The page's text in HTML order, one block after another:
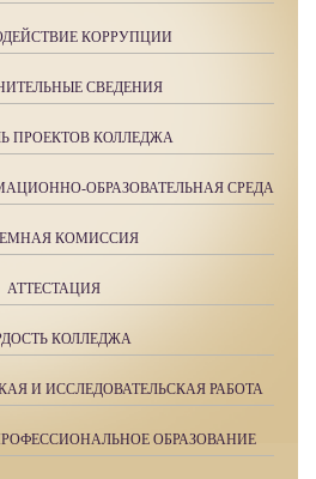
КОРРУПЦИИ
СВЕДЕНИЯ
ПРОЕКТОВ КОЛЛЕДЖА
ОБРАЗОВАТЕЛЬНАЯ СРЕДА
КОМИССИЯ
АТТЕСТАЦИЯ
КОЛЛЕДЖА
И ИССЛЕДОВАТЕЛЬСКАЯ РАБОТА
ОБРАЗОВАНИЕ